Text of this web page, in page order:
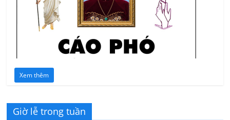
Xem thêm
Giờ lễ trong tuần